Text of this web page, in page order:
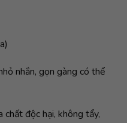
nhắn, gọn gàng có thể
chất độc hại, không tẩy,